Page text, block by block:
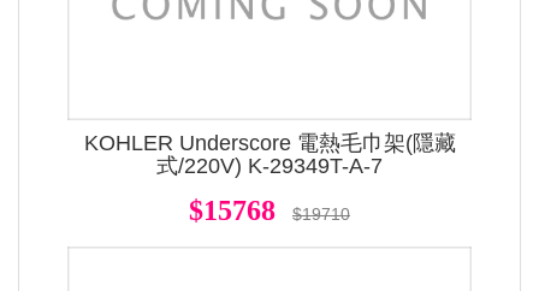
KOHLER Underscore 電熱毛巾架(隱藏
式/220V) K-29349T-A-7
$15768 $19710